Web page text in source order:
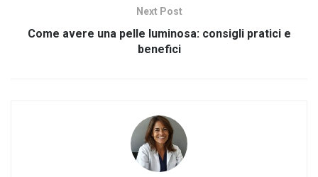
Next Post
Come avere una pelle luminosa: consigli pratici e
benefici